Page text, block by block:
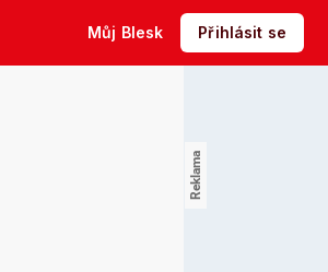
Můj Blesk Přihlásit se